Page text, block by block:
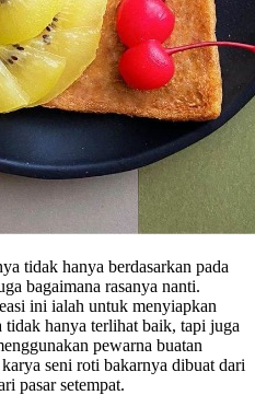
tidak hanya berdasarkan pada
bagaimana rasanya nanti.
ini ialah untuk menyiapkan
tidak hanya terlihat baik, tapi juga
pewarna buatan
seni roti bakarnya dibuat dari
pasar setempat.